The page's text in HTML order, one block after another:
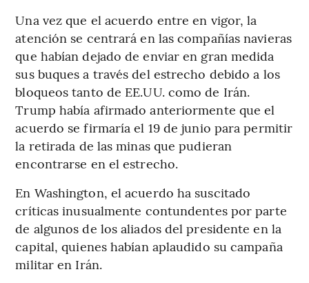
Una vez que el acuerdo entre en vigor, la
atención se centrará en las compañías navieras
que habían dejado de enviar en gran medida
sus buques a través del estrecho debido a los
bloqueos tanto de EE.UU. como de Irán.
Trump había afirmado anteriormente que el
acuerdo se firmaría el 19 de junio para permitir
la retirada de las minas que pudieran
encontrarse en el estrecho.
En Washington, el acuerdo ha suscitado
críticas inusualmente contundentes por parte
de algunos de los aliados del presidente en la
capital, quienes habían aplaudido su campaña
militar en Irán.